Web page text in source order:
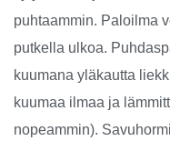
puhtaammin. Paloilma
putkella ulkoa.
kuumana yläkautta
kuumaa ilmaa ja
nopeammin).